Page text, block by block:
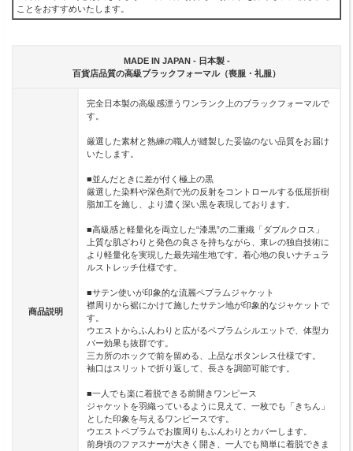
ことをおすすめいたします。
MADE IN JAPAN - 日本製 -
百貨店品質の高級ブラックフォーマル（喪服・礼服）
商品説明
完全日本製の高級感漂うワンランク上のブラックフォーマルで
す。
厳選した素材と熟練の職人が縫製した妥協のない品質をお届け
いたします。
■並んだときに差が付く極上の黒
厳選した染料や深色剤で光の反射をコントロールする低屈折樹
脂加工を施し、より濃く深い黒を表現しております。
■高級感と軽量化を両立した“漆黒”の二重織「ダブルクロス」
上質な肌ざわりと発色の良さを持ちながら、東レの独自技術に
より軽量化を実現した最先端生地です。着心地の良いナチュラ
ルストレッチ仕様です。
■サテン使いが印象的な流麗ペプラムジャケット
襟周りから裾にかけて施したサテン地が印象的なジャケットで
す。
ウエストからふんわりと広がるペプラムシルエットで、体型カ
バー効果も抜群です。
三カ所のホックで前を留める、上品なボタンレス仕様です。
袖口はスリットで折り返して、長さを調節可能です。
■一人でも楽に着脱できる前開きワンピース
ジャケットを羽織っているように見えて、一枚でも「きちん」
とした印象を与えるワンピースです。
ウエストペプラムでお腹周りもふんわりとカバーします。
前身頃のファスナーが大きく開き、一人でも簡単に着脱できま